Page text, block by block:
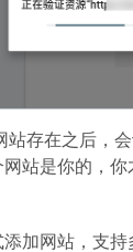
存在之后，
站是你的，
添加网站，支